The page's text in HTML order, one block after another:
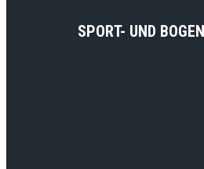
SPORT- UND